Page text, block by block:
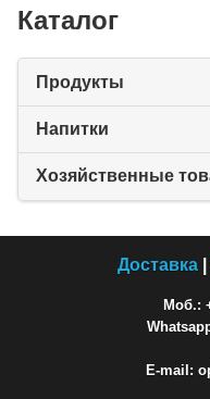
Каталог
Продукты
Напитки
Хозяйственные
Доставка|
Моб.:
E-mail: